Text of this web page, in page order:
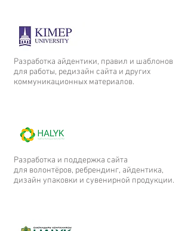
Разработка айдентики, правил и шаблонов
для работы, редизайн сайта и других
коммуникационных материалов.
Разработка и поддержка сайта
для волонтёров, ребрендинг, айдентика,
дизайн упаковки и сувенирной продукции.